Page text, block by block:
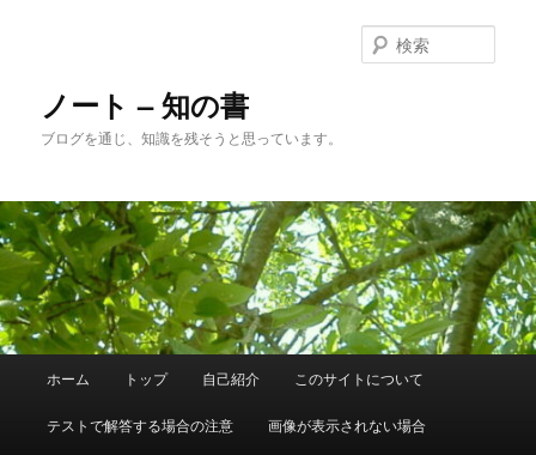
へ
移
ノート – 知の書
ブログを通じ、知識を残そうと思っています。
索
ホーム トップ 自己紹介 このサイトについて
テストで解答する場合の注意 画像が表示されない場合